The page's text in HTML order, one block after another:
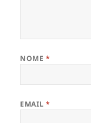
NOME *
EMAIL*